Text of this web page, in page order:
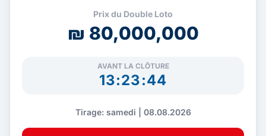
Prix du Double Loto
₪ 80,000,000
AVANT LA CLÔTURE
13:23:43
Tirage: samedi | 08.08.2026